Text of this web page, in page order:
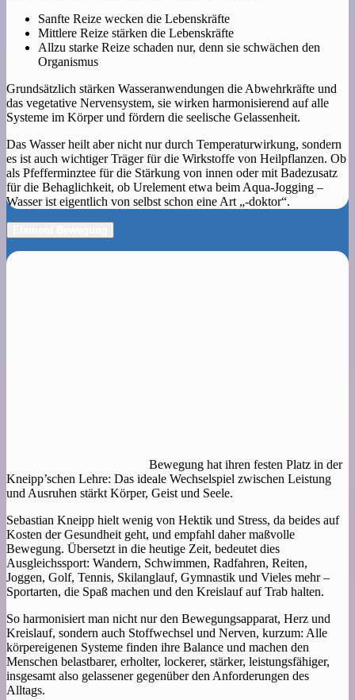
Sanfte Reize wecken die Lebenskräfte
Mittlere Reize stärken die Lebenskräfte
Allzu starke Reize schaden nur, denn sie schwächen den
Organismus
Grundsätzlich stärken Wasseranwendungen die Abwehrkräfte und
das vegetative Nervensystem, sie wirken harmonisierend auf alle
Systeme im Körper und fördern die seelische Gelassenheit.
Das Wasser heilt aber nicht nur durch Temperaturwirkung, sondern
es ist auch wichtiger Träger für die Wirkstoffe von Heilpflanzen. Ob
als Pfefferminztee für die Stärkung von innen oder mit Badezusatz
für die Behaglichkeit, ob Urelement etwa beim Aqua-Jogging –
Wasser ist eigentlich von selbst schon eine Art „-doktor“.
Bewegung hat ihren festen Platz in der
Kneipp’schen Lehre: Das ideale Wechselspiel zwischen Leistung
und Ausruhen stärkt Körper, Geist und Seele.
Sebastian Kneipp hielt wenig von Hektik und Stress, da beides auf
Kosten der Gesundheit geht, und empfahl daher maßvolle
Bewegung. Übersetzt in die heutige Zeit, bedeutet dies
Ausgleichssport: Wandern, Schwimmen, Radfahren, Reiten,
Joggen, Golf, Tennis, Skilanglauf, Gymnastik und Vieles mehr –
Sportarten, die Spaß machen und den Kreislauf auf Trab halten.
So harmonisiert man nicht nur den Bewegungsapparat, Herz und
Kreislauf, sondern auch Stoffwechsel und Nerven, kurzum: Alle
körpereigenen Systeme finden ihre Balance und machen den
Menschen belastbarer, erholter, lockerer, stärker, leistungsfähiger,
insgesamt also gelassener gegenüber den Anforderungen des
Alltags.